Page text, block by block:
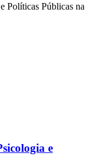
Políticas Públicas na
e